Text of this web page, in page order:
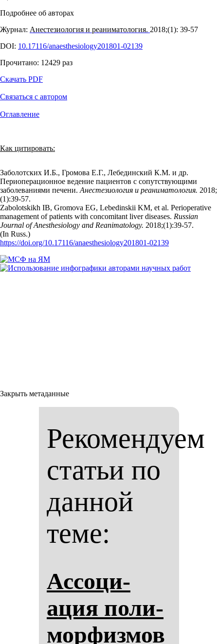
Подробнее об авторах
Журнал: Анестезиология и реаниматология. 2018;(1): 39‑57
DOI: 10.17116/anaesthesiology201801-02139
Прочитано: 12429 раз
Скачать PDF
Связаться с автором
Оглавление
Как цитировать:
Заболотских И.Б., Громова Е.Г., Лебединский К.М. и др.
Периоперационное ведение пациентов с сопутствующими
заболеваниями печени. Анестезиология и реаниматология. 2018;
(1):39‑57.
Zabolotskikh IB, Gromova EG, Lebedinskii KM, et al. Perioperative
management of patients with concomitant liver diseases. Russian
Journal of Anesthesiology and Reanimatology. 2018;(1):39‑57.
(In Russ.)
https://doi.org/10.17116/anaesthesiology201801-02139
Закрыть метаданные
Рекомендуем
статьи по
данной
теме:
Ас­со­ци­
ация по­ли­
мор­физ­мов